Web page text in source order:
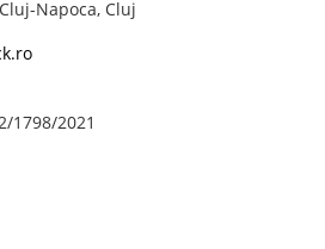
Napoca, Cluj
1798/2021